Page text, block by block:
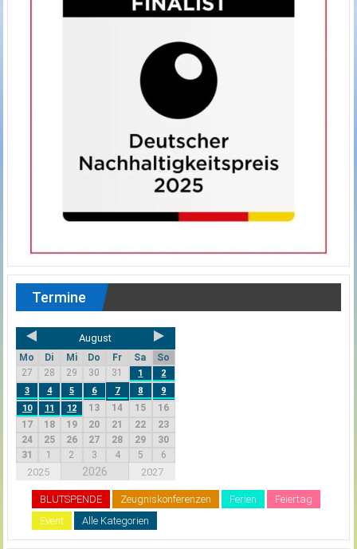
Termine
August
Mo Di Mi Do Fr Sa
So
27
28 29 30 31 1
2
3
4 5 6 7 8
9
10
11 12 13 14 15
16
17
18 19 20 21 22
23
24
25 26 27 28 29
30
31
1 2 3 4 5 6
2025 2026 2027
BLUTSPENDE Zeugniskonferenzen Ferien
Feiertag
Event
Alle Kategorien